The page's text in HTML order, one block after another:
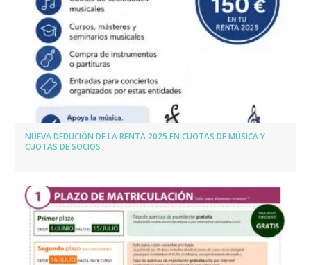
NUEVA DEDUCIÓN DE LA RENTA 2025 EN CUOTAS DE MÚSICA Y
CUOTAS DE SOCIOS